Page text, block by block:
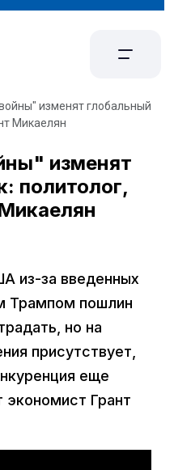
изменят глобальный
Микаелян
изменят
политолог,
из-за введенных
Трампом пошлин
но на
присутствует,
еще
экономист Грант